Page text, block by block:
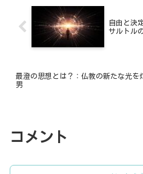
自由と決
サルトル
最澄の思想とは？：仏教の新たな光を
男
コメント